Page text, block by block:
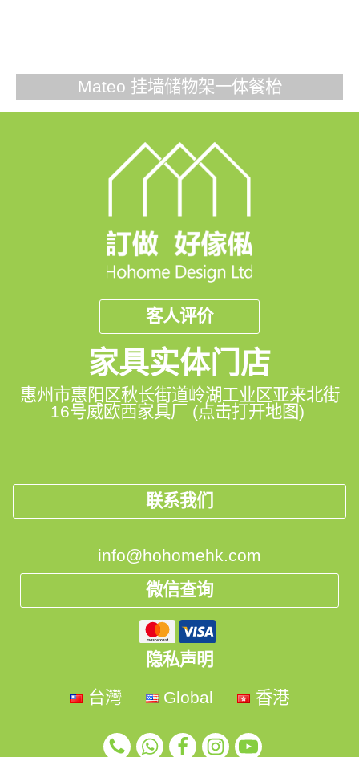
Mateo 挂墙储物架一体餐枱
客人评价
家具实体门店
惠州市惠阳区秋长街道岭湖工业区亚来北街
16号威欧西家具厂 (点击打开地图)
联系我们
info@hohomehk.com
微信查询
隐私声明
台灣
Global 香港